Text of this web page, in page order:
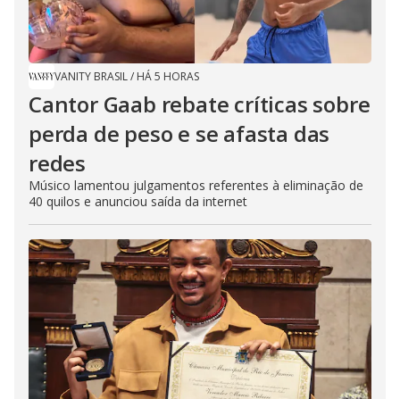
VANITY BRASIL/ HÁ 5 HORAS
Cantor Gaab rebate críticas sobre
perda de peso e se afasta das
redes
Músico lamentou julgamentos referentes à eliminação de
40 quilos e anunciou saída da internet